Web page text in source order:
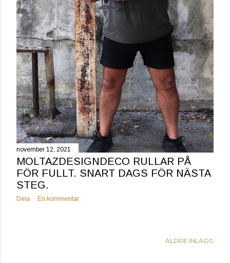
november 12, 2021
MOLTAZDESIGNDECO RULLAR PÅ
FÖR FULLT. SNART DAGS FÖR NÄSTA
STEG.
Dela En kommentar
ÄLDRE INLÄGG